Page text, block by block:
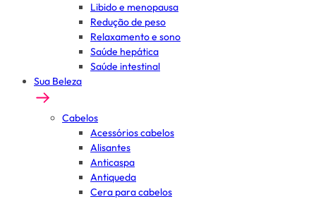
Libido e menopausa
Redução de peso
Relaxamento e sono
Saúde hepática
Saúde intestinal
Sua Beleza
Cabelos
Acessórios cabelos
Alisantes
Anticaspa
Antiqueda
Cera para cabelos